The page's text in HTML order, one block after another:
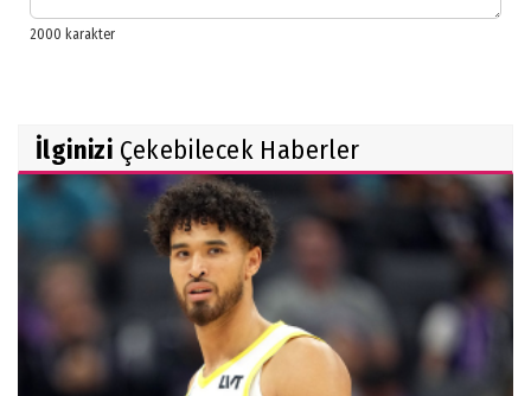
İlginizi Çekebilecek Haberler